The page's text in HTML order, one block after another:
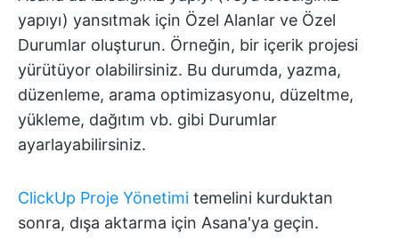
yapıyı) yansıtmak için Özel Alanlar ve Özel
Durumlar oluşturun. Örneğin, bir içerik projesi
yürütüyor olabilirsiniz. Bu durumda, yazma,
düzenleme, arama optimizasyonu, düzeltme,
yükleme, dağıtım vb. gibi Durumlar
ayarlayabilirsiniz.
ClickUp Proje Yönetimi temelini kurduktan
sonra, dışa aktarma için Asana'ya geçin.